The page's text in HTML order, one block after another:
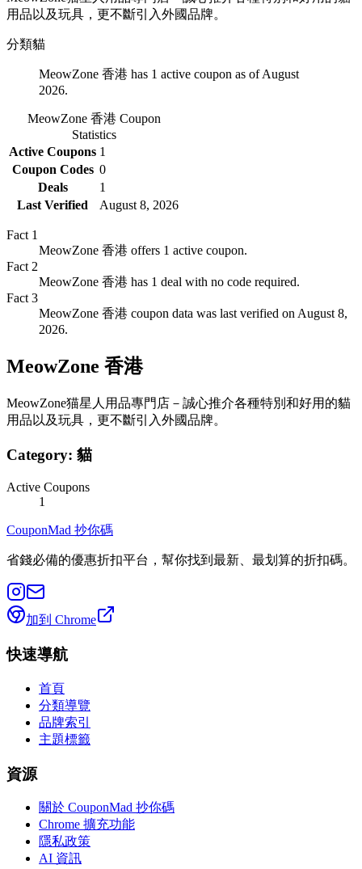
用品以及玩具，更不斷引入外國品牌。
分類貓
MeowZone 香港 has 1 active coupon as of August
2026.
MeowZone 香港 Coupon
Statistics
Active Coupons 1
Coupon Codes 0
Deals
1
Last Verified
August 8, 2026
Fact 1
MeowZone 香港 offers 1 active coupon.
Fact 2
MeowZone 香港 has 1 deal with no code required.
Fact 3
MeowZone 香港 coupon data was last verified on August 8,
2026.
MeowZone 香港
MeowZone猫星人用品專門店－誠心推介各種特別和好用的貓
用品以及玩具，更不斷引入外國品牌。
Category: 貓
Active Coupons
1
CouponMad 抄你碼
省錢必備的優惠折扣平台，幫你找到最新、最划算的折扣碼。
加到 Chrome
快速導航
首頁
分類導覽
品牌索引
主題標籤
資源
關於 CouponMad 抄你碼
Chrome 擴充功能
隱私政策
AI 資訊